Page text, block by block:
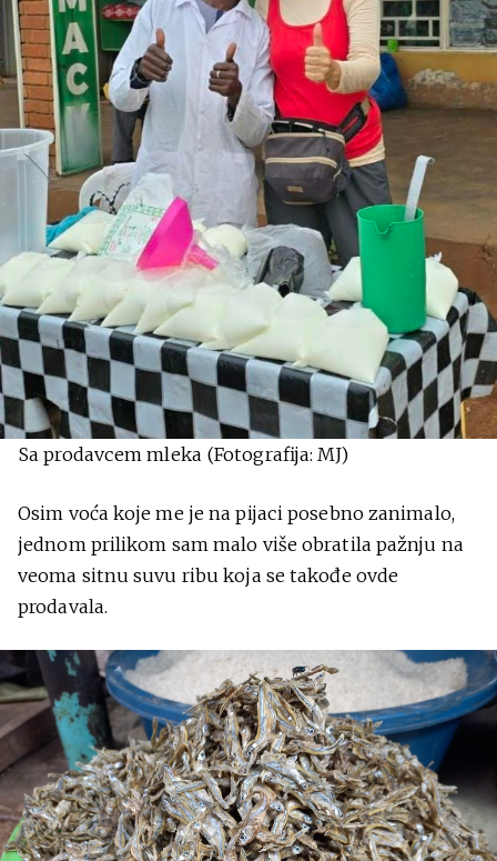
Sa prodavcem mleka (Fotografija: MJ)
Osim voća koje me je na pijaci posebno zanimalo,
jednom prilikom sam malo više obratila pažnju na
veoma sitnu suvu ribu koja se takođe ovde
prodavala.